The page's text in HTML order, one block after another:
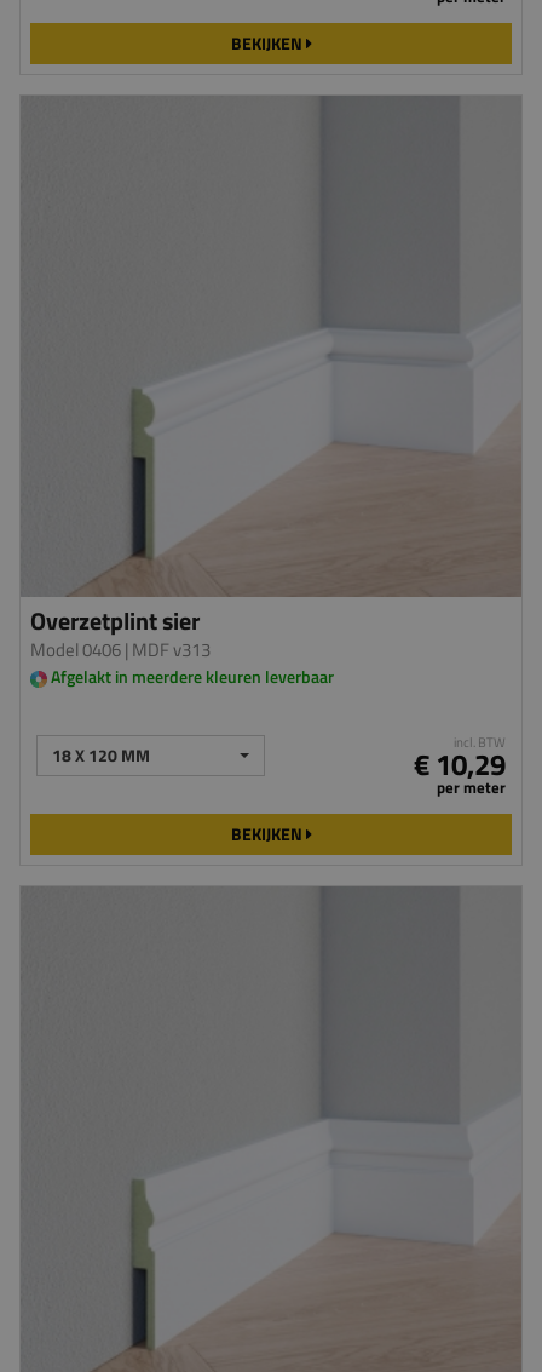
BEKIJKEN
Overzetplint sier
Model 0406| MDF v313
Afgelakt in meerdere kleuren leverbaar
18 X 120 MM incl. BTW
€ 10,29
per meter
BEKIJKEN